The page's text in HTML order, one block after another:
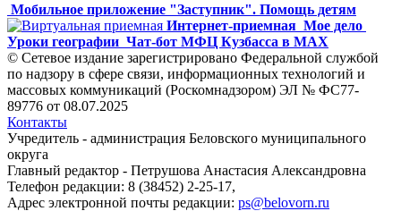
Мобильное приложение "Заступник". Помощь детям
Интернет-приемная Мое дело
Уроки географии Чат-бот МФЦ Кузбасса в MAX
© Сетевое издание зарегистрировано Федеральной службой
по надзору в сфере связи, информационных технологий и
массовых коммуникаций (Роскомнадзором) ЭЛ № ФС77-
89776 от 08.07.2025
Контакты
Учредитель - администрация Беловского муниципального
округа
Главный редактор - Петрушова Анастасия Александровна
Телефон редакции: 8 (38452) 2-25-17,
Адрес электронной почты редакции: ps@belovorn.ru